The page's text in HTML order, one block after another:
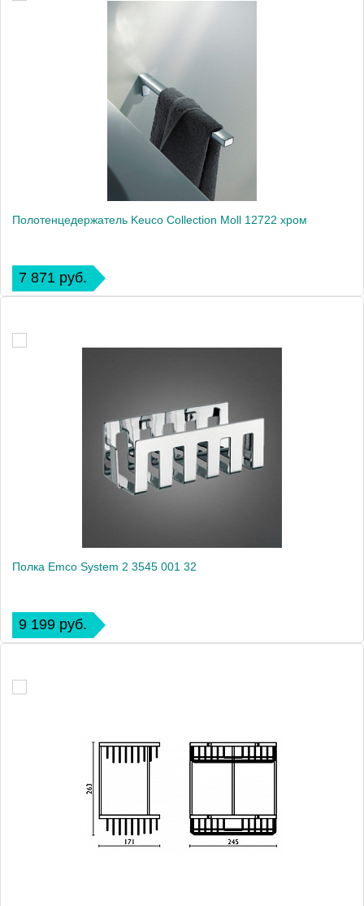
Полотенцедержатель Keuco Collection Moll 12722 хром
7 871 руб.
Полка Emco System 2 3545 001 32
9 199 руб.